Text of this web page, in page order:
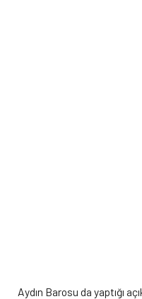
Aydın Barosu da yaptığı